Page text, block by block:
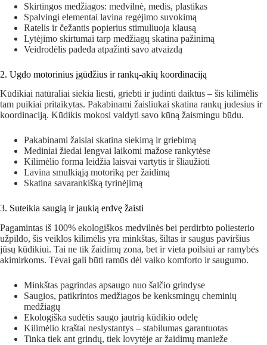
Skirtingos medžiagos: medvilnė, medis, plastikas
Spalvingi elementai lavina regėjimo suvokimą
Ratelis ir čežantis popierius stimuliuoja klausą
Lytėjimo skirtumai tarp medžiagų skatina pažinimą
Veidrodėlis padeda atpažinti savo atvaizdą
2. Ugdo motorinius įgūdžius ir rankų-akių koordinaciją
Kūdikiai natūraliai siekia liesti, griebti ir judinti daiktus – šis kilimėlis
tam puikiai pritaikytas. Pakabinami žaisliukai skatina rankų judesius ir
koordinaciją. Kūdikis mokosi valdyti savo kūną žaismingu būdu.
Pakabinami žaislai skatina siekimą ir griebimą
Mediniai žiedai lengvai laikomi mažose rankytėse
Kilimėlio forma leidžia laisvai vartytis ir šliaužioti
Lavina smulkiąją motoriką per žaidimą
Skatina savarankišką tyrinėjimą
3. Suteikia saugią ir jaukią erdvę žaisti
Pagamintas iš 100% ekologiškos medvilnės bei perdirbto poliesterio
užpildo, šis veiklos kilimėlis yra minkštas, šiltas ir saugus paviršius
jūsų kūdikiui. Tai ne tik žaidimų zona, bet ir vieta poilsiui ar ramybės
akimirkoms. Tėvai gali būti ramūs dėl vaiko komforto ir saugumo.
Minkštas pagrindas apsaugo nuo šalčio grindyse
Saugios, patikrintos medžiagos be kenksmingų cheminių
medžiagų
Ekologiška sudėtis saugo jautrią kūdikio odelę
Kilimėlio kraštai neslystantys – stabilumas garantuotas
Tinka tiek ant grindų, tiek lovytėje ar žaidimų manieže